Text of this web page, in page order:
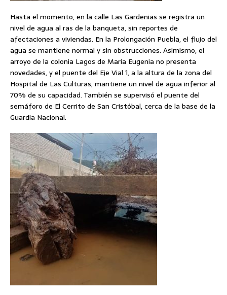
Hasta el momento, en la calle Las Gardenias se registra un
nivel de agua al ras de la banqueta, sin reportes de
afectaciones a viviendas. En la Prolongación Puebla, el flujo del
agua se mantiene normal y sin obstrucciones. Asimismo, el
arroyo de la colonia Lagos de María Eugenia no presenta
novedades, y el puente del Eje Vial 1, a la altura de la zona del
Hospital de Las Culturas, mantiene un nivel de agua inferior al
70% de su capacidad. También se supervisó el puente del
semáforo de El Cerrito de San Cristóbal, cerca de la base de la
Guardia Nacional.